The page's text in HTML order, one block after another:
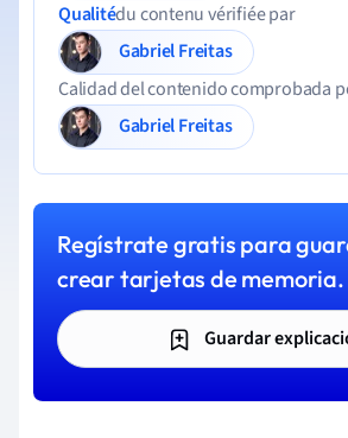
Qualitédu contenu vérifiée par
Gabriel Freitas
Calidad del contenido comprobada
Gabriel Freitas
Regístrate gratis para
crear tarjetas de memoria.
Guardar